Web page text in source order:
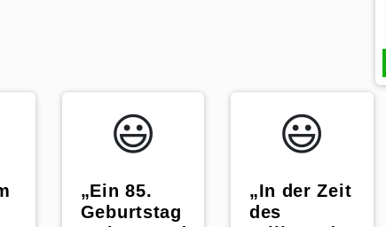
😃️
„Ein 85.
Geburtstag
😃️
„In der Zeit
des